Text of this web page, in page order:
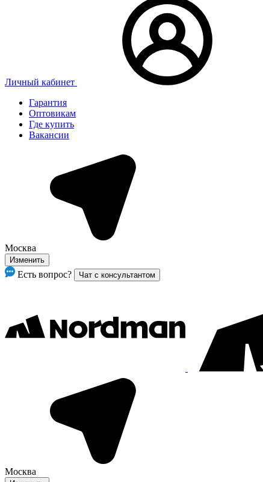
Личный кабинет
Гарантия
Оптовикам
Где купить
Вакансии
Москва
Изменить
Есть вопрос? Чат с консультантом
Москва